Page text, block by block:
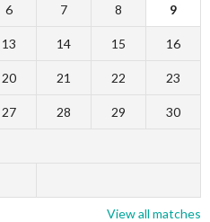
6 7 8 9
13 14 15 16
20 21 22 23
27 28 29 30
View all matches